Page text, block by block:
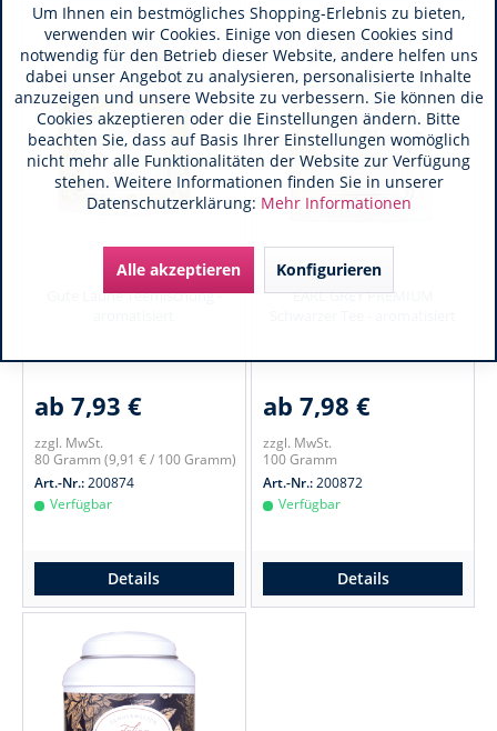
Gute Laune Teemischung -
ab 7,93 €
zzgl. MwSt.
80 Gramm(9,91 € / 100 Gramm)
Art.-Nr.:200874
Verfügbar
Details
EARL GREY PREMIUM
ab 7,98 €
zzgl. MwSt.
100 Gramm
Art.-Nr.:200872
Verfügbar
Details
Um Ihnen ein bestmögliches Shopping-Erlebnis zu bieten,
verwenden wir Cookies. Einige von diesen Cookies sind
notwendig für den Betrieb dieser Website, andere helfen uns
dabei unser Angebot zu analysieren, personalisierte Inhalte
anzuzeigen und unsere Website zu verbessern. Sie können die
Cookies akzeptieren oder die Einstellungen ändern. Bitte
beachten Sie, dass auf Basis Ihrer Einstellungen womöglich
nicht mehr alle Funktionalitäten der Website zur Verfügung
stehen. Weitere Informationen finden Sie in unserer
Datenschutzerklärung: Mehr Informationen
Alle akzeptieren Konfigurieren